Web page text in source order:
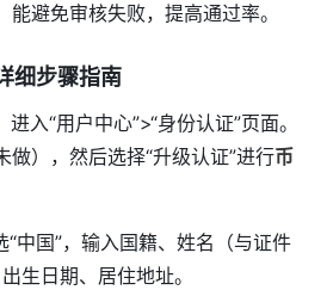
避免审核失败，提高通过率。
细步骤指南
入“用户中心”>“身份认证”页面。
做），然后选择“升级认证”进行币
“中国”，输入国籍、姓名（与证件
生日期、居住地址。